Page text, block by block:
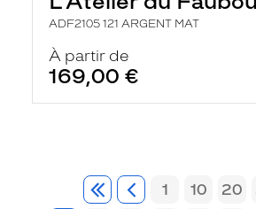
ADF2105 121 ARGENT MAT
À partir de
169,00 €
1 10 20